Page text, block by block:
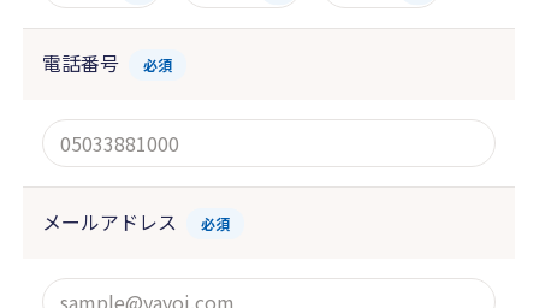
電話番号 必須
メールアドレス 必須